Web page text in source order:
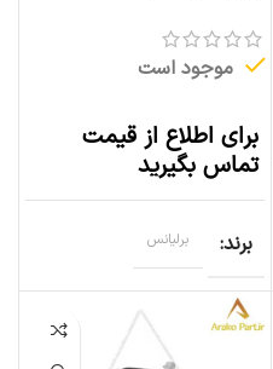
موجود است
برای اطلاع از قیمت
تماس بگیرید
برند برلیانس